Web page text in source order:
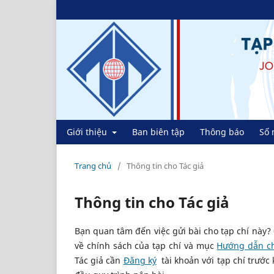
Giới thiệu Ban biên tập Thông báo Số
Trang chủ / Thông tin cho Tác giả
Thông tin cho Tác giả
Bạn quan tâm đến việc gửi bài cho tạp chí
về chính sách của tạp chí và mục Hướng dẫn
Tác giả cần Đăng kýtài khoản với tạp chí trước